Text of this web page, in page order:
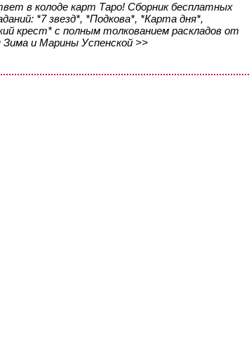
в колоде карт Таро! Сборник бесплатных
*7 звезд*, *Подкова*, *Карта дня*,
крест* с полным толкованием раскладов от
и Марины Успенской >>